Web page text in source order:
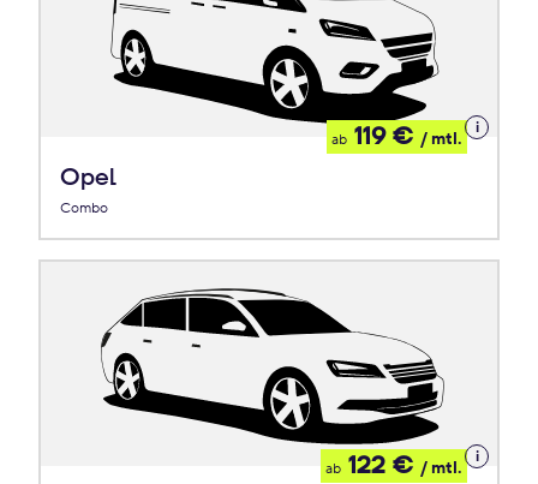
Opel
Combo
ab 119 € / mtl.
Details
zum
ab 122 € / mtl.
Details
zum